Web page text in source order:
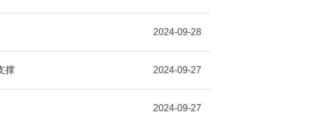
2024-09-28
2024-09-27
撑
2024-09-27